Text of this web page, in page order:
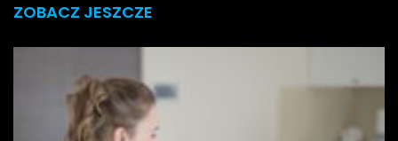
ZOBACZ JESZCZE